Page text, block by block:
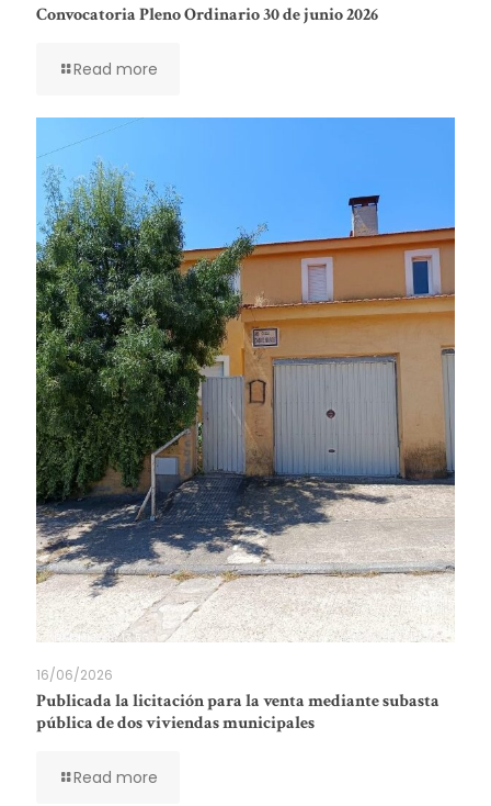
Convocatoria Pleno Ordinario 30 de junio 2026
Read more
16/06/2026
Publicada la licitación para la venta mediante subasta
pública de dos viviendas municipales
Read more